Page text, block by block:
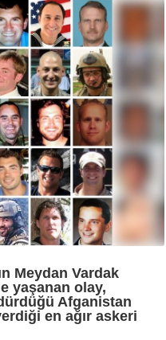
Meydan Vardak
yaşanan olay,
Afganistan
en ağır askeri